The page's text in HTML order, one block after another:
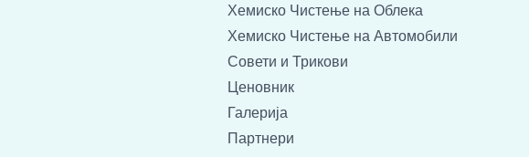
Хемиско Чистење на Облека
Хемиско Чистење на Автомобили
Совети и Трикови
Ценовник
Галерија
Партнери